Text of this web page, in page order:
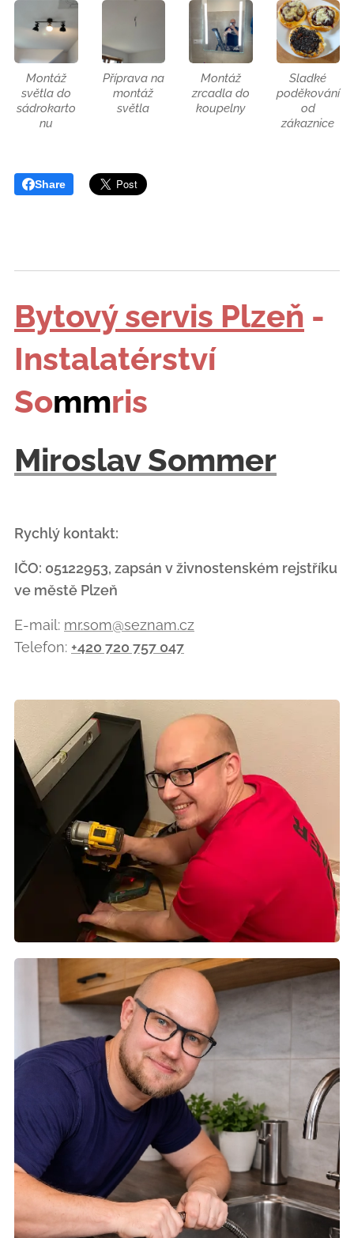
Montáž
světla do
sádrokarto
nu
Příprava na
montáž
světla
Montáž
zrcadla do
koupelny
Sladké
poděkování
od
zákaznice
Share
Bytový servis Plzeň -
Instalatérství
Sommris
Miroslav Sommer
Rychlý kontakt:
IČO: 05122953, zapsán v živnostenském rejstříku
ve městě Plzeň
E-mail: mr.som@seznam.cz
Telefon: +420 720 757 047